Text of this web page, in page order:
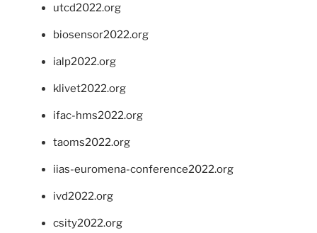
utcd2022.org
biosensor2022.org
ialp2022.org
klivet2022.org
ifac-hms2022.org
taoms2022.org
iias-euromena-conference2022.org
ivd2022.org
csity2022.org